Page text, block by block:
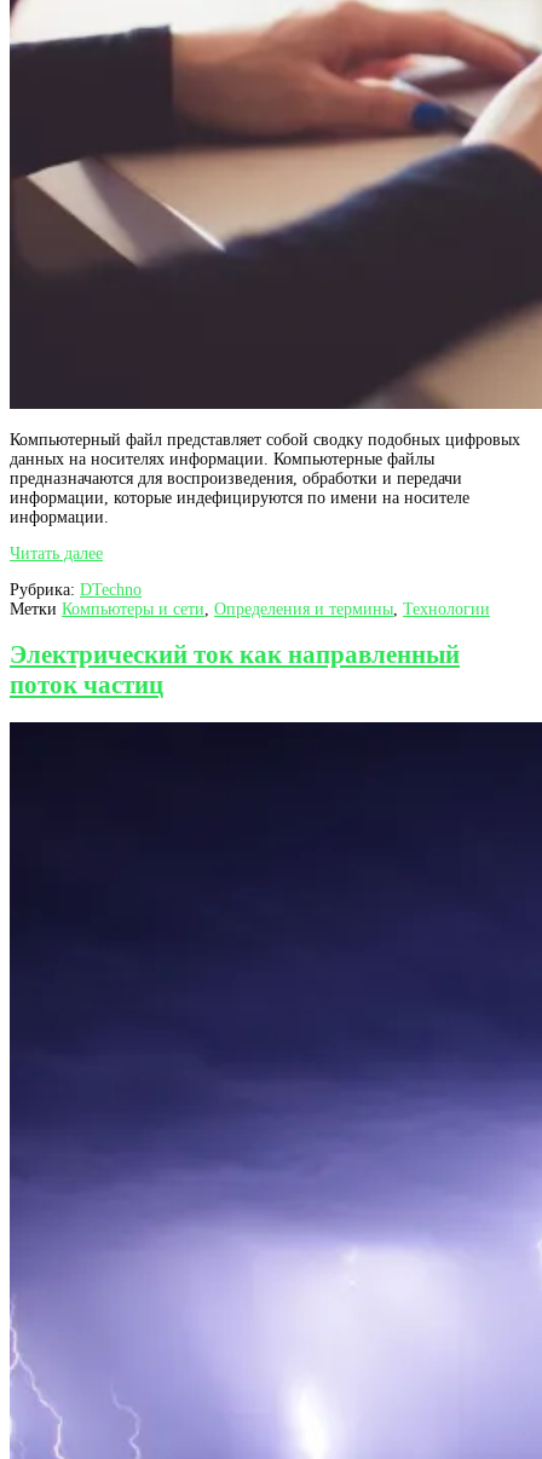
Компьютерный файл представляет собой сводку подобных цифровых
данных на носителях информации. Компьютерные файлы
предназначаются для воспроизведения, обработки и передачи
информации, которые индефицируются по имени на носителе
информации.
Читать далееКомпьютерный
как
совокупность
данных
Рубрика: DTechno
Метки Компьютеры и сети Определения и термины Технологии
Электрический ток как направленный
поток частиц